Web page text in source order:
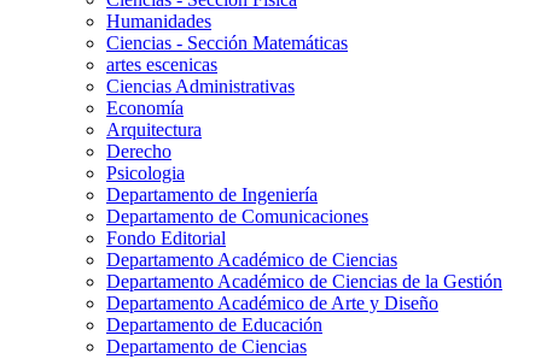
Humanidades
Ciencias - Sección Matemáticas
artes escenicas
Ciencias Administrativas
Economía
Arquitectura
Derecho
Psicologia
Departamento de Ingeniería
Departamento de Comunicaciones
Fondo Editorial
Departamento Académico de Ciencias
Departamento Académico de Ciencias de la Gestión
Departamento Académico de Arte y Diseño
Departamento de Educación
Departamento de Ciencias